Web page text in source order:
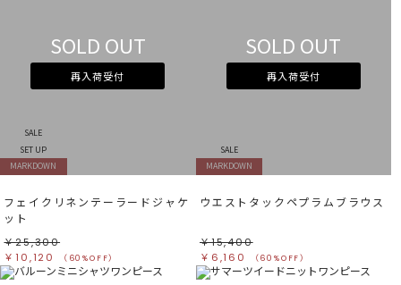
SOLD OUT
再入荷受付
SALE
SET UP
MARKDOWN
フェイクリネンテーラードジャケ
ット
￥25,300
￥10,120
（60%OFF）
SOLD OUT
再入荷受付
SALE
MARKDOWN
ウエストタックペプラムブラウス
￥15,400
￥6,160
（60%OFF）